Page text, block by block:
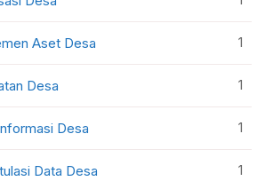
Aset Desa 1
Desa 1
Desa 1
Data Desa 1